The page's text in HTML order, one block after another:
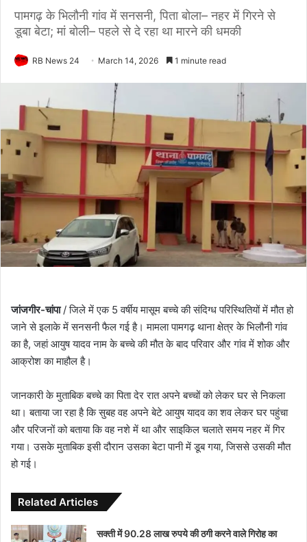
पामगढ़ के भिलौनी गांव में सनसनी, पिता बोला– नहर में गिरने से
डूबा बेटा; मां बोली– पहले से दे रहा था मारने की धमकी
RB News 24 March 14, 2026 1 minute read
जांजगीर-चांपा/ जिले में एक 5 वर्षीय मासूम बच्चे की संदिग्ध परिस्थितियों में मौत हो
जाने से इलाके में सनसनी फैल गई है। मामला पामगढ़ थाना क्षेत्र के भिलौनी गांव
का है, जहां आयुष यादव नाम के बच्चे की मौत के बाद परिवार और गांव में शोक और
आक्रोश का माहौल है।
जानकारी के मुताबिक बच्चे का पिता देर रात अपने बच्चों को लेकर घर से निकला
था। बताया जा रहा है कि सुबह वह अपने बेटे आयुष यादव का शव लेकर घर पहुंचा
और परिजनों को बताया कि वह नशे में था और साइकिल चलाते समय नहर में गिर
गया। उसके मुताबिक इसी दौरान उसका बेटा पानी में डूब गया, जिससे उसकी मौत
हो गई।
Related Articles
सक्ती में 90.28 लाख रुपये की ठगी करने वाले गिरोह का